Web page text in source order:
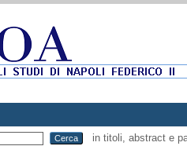
in titoli, abstract e